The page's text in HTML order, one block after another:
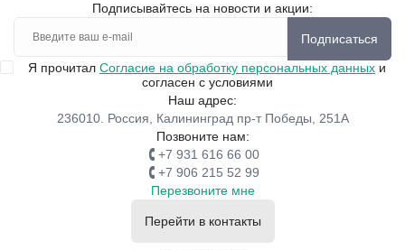
Подписывайтесь на новости и акции:
Подписаться
Я прочитал Согласие на обработку персональных данных и
согласен с условиями
Наш адрес:
236010. Россия, Калининград пр-т Победы, 251А
Позвоните нам:
+7 931 616 66 00
+7 906 215 52 99
Перезвоните мне
Перейти в контакты